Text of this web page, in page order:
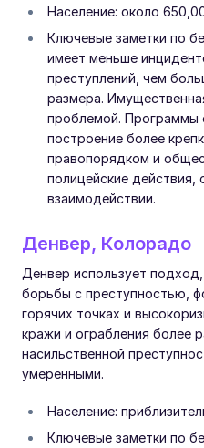
Население: около
Ключевые заметки по
имеет меньше
преступлений, чем
размера.
проблемой. Программы
построение более
правопорядком и
полицейские действия,
взаимодействии.
Денвер, Колорадо
Денвер использует
борьбы с преступностью,
горячих точках и
кражи и ограбления более
насильственной
умеренными.
Население:
Ключевые заметки по